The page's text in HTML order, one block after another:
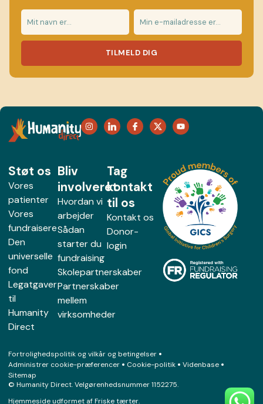
TILMELD DIG
Støt os
Vores
patienter
Vores
fundraisere
Den
universelle
fond
Legatgaver
til
Humanity
Direct
Bliv
involveret
Hvordan vi
arbejder
Sådan
starter du
fundraising
Skolepartnerskaber
Partnerskaber
mellem
virksomheder
Tag
kontakt
til os
Kontakt os
Donor-
login
© Humanity Direct. Velgørenhedsnummer 1152275.
Fortrolighedspolitik og vilkår og betingelser
Administrer cookie-præferencer
Cookie-politik
Videnbase
Sitemap
Hjemmeside udformet afFriske tærter.